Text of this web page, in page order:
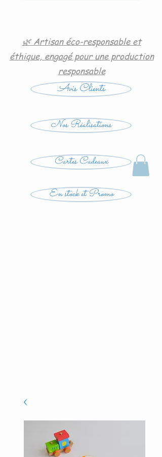
🌿 Artisan éco-responsable et
éthique, engagé pour une production
responsable
Avis Clients
Nos Réalisations
Cartes Cadeaux
En stock et Promo